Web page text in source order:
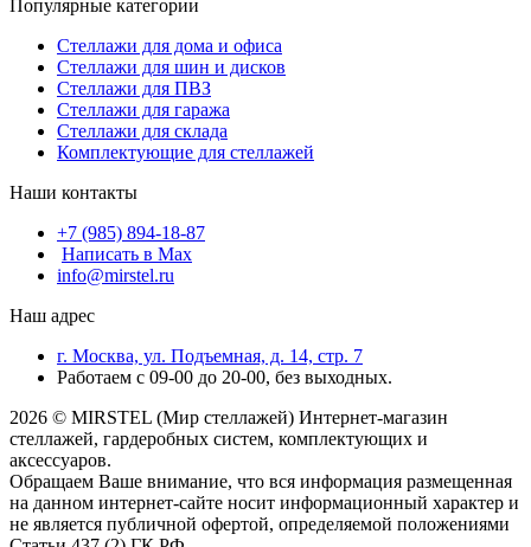
Популярные категории
Стеллажи для дома и офиса
Стеллажи для шин и дисков
Стеллажи для ПВЗ
Стеллажи для гаража
Стеллажи для склада
Комплектующие для стеллажей
Наши контакты
+7 (985) 894-18-87
Написать в Max
info@mirstel.ru
Наш адрес
г. Москва, ул. Подъемная, д. 14, стр. 7
Работаем с 09-00 до 20-00, без выходных.
2026 © MIRSTEL (Мир стеллажей) Интернет-магазин
стеллажей, гардеробных систем, комплектующих и
аксессуаров.
Обращаем Ваше внимание, что вся информация размещенная
на данном интернет-сайте носит информационный характер и
не является публичной офертой, определяемой положениями